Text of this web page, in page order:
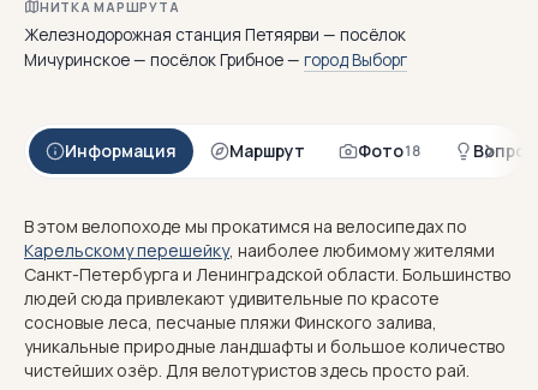
НИТКА МАРШРУТА
Железнодорожная станция Петяярви — посёлок
Мичуринское — посёлок Грибное — город Выборг
Информация Маршрут Фото18
В этом велопоходе мы прокатимся на велосипедах по
Карельскому перешейку, наиболее любимому жителями
Санкт-Петербурга и Ленинградской области. Большинство
людей сюда привлекают удивительные по красоте
сосновые леса, песчаные пляжи Финского залива,
уникальные природные ландшафты и большое количество
чистейших озёр. Для велотуристов здесь просто рай.